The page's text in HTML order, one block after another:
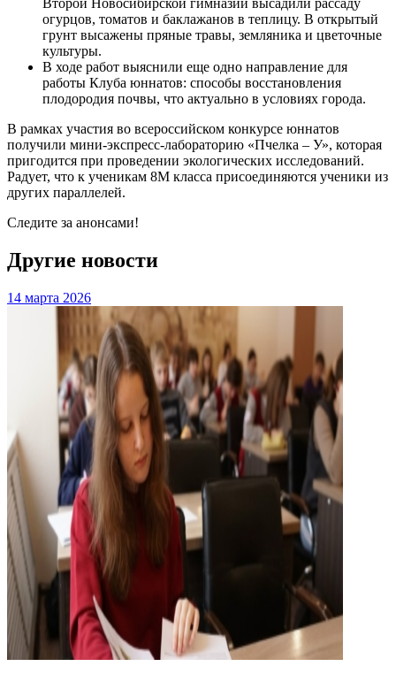
Второй Новосибирской гимназии высадили рассаду
огурцов, томатов и баклажанов в теплицу. В открытый
грунт высажены пряные травы, земляника и цветочные
культуры.
В ходе работ выяснили еще одно направление для
работы Клуба юннатов: способы восстановления
плодородия почвы, что актуально в условиях города.
В рамках участия во всероссийском конкурсе юннатов
получили мини-экспресс-лабораторию «Пчелка – У», которая
пригодится при проведении экологических исследований.
Радует, что к ученикам 8М класса присоединяются ученики из
других параллелей.
Следите за анонсами!
Другие новости
14 марта 2026